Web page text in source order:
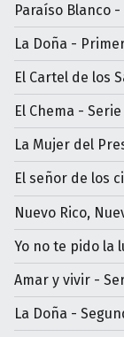
Paraíso Blanco
La Doña -
El Cartel de los
El Chema -
La Mujer del
El señor de los
Nuevo Rico,
Yo no te pido la
Amar y vivir -
La Doña -